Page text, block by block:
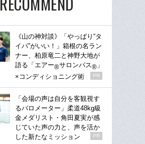
《山の神対談》「やっぱり“タ
イパ”がいい！」箱根の名ラン
ナー、柏原竜二と神野大地が
語る「エアー®サロンパス® 」
×コンディショニング術
PR
「会場の声は自分を客観視す
るバロメーター」柔道48kg級
金メダリスト・角田夏実が感
じていた声の力と、声を活か
した新たなミッション
PR